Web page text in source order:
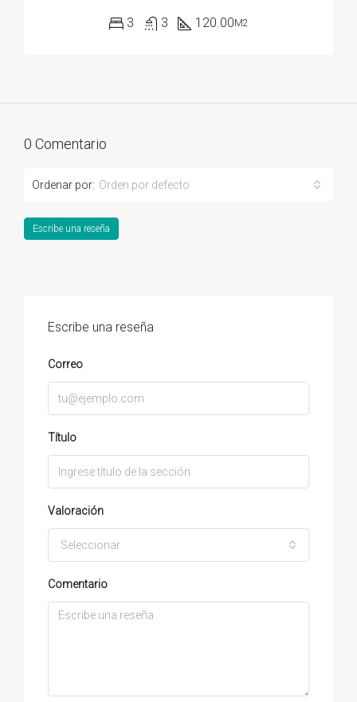
3 3 120.00M2
0 Comentario
Ordenar por: Orden por defecto
Escribe una reseña
Escribe una reseña
Correo
Título
Valoración
Seleccionar
Comentario